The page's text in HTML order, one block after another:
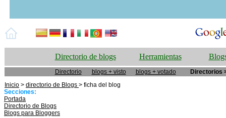
Directorio de blogs Herramientas
Directorio blogs + visto blogs + votado
Directorios
Inicio > directorio de Blogs > ficha del blog
Secciones:
Portada
Directorio de Blogs
Blogs para Bloggers